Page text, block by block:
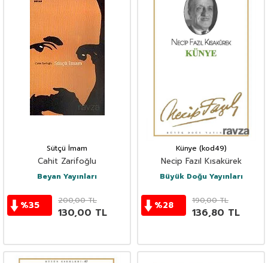
Sütçü İmam
Cahit Zarifoğlu
Beyan Yayınları
%35 200,00TL
130,00 TL
Künye (kod49)
Necip Fazıl Kısakürek
Büyük Doğu Yayınları
%28 190,00TL
136,80 TL